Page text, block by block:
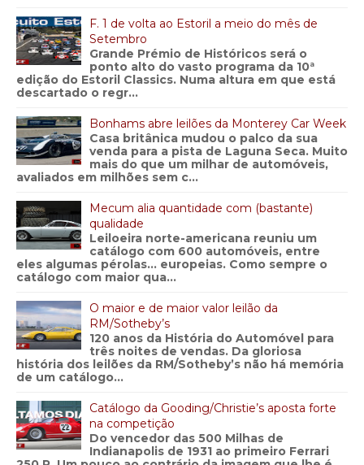
F. 1 de volta ao Estoril a meio do mês de
Setembro
Grande Prémio de Históricos será o
ponto alto do vasto programa da 10ª
edição do Estoril Classics. Numa altura em que está
descartado o regr...
Bonhams abre leilões da Monterey Car Week
Casa britânica mudou o palco da sua
venda para a pista de Laguna Seca. Muito
mais do que um milhar de automóveis,
avaliados em milhões sem c...
Mecum alia quantidade com (bastante)
qualidade
Leiloeira norte-americana reuniu um
catálogo com 600 automóveis, entre
eles algumas pérolas… europeias. Como sempre o
catálogo com maior qua...
O maior e de maior valor leilão da
RM/Sotheby’s
120 anos da História do Automóvel para
três noites de vendas. Da gloriosa
história dos leilões da RM/Sotheby’s não há memória
de um catálogo...
Catálogo da Gooding/Christie’s aposta forte
na competição
Do vencedor das 500 Milhas de
Indianapolis de 1931 ao primeiro Ferrari